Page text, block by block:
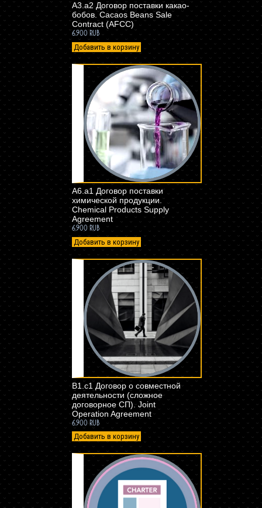
A3.a2 Договор поставки какао-
бобов. Cacaos Beans Sale
Contract (AFCC)
6.900 RUB
Добавить в корзину
A6.a1 Договор поставки
химической продукции.
Chemical Products Supply
Agreement
6.900 RUB
Добавить в корзину
B1.c1 Договор о совместной
деятельности (сложное
договорное СП). Joint
Operation Agreement
6.900 RUB
Добавить в корзину